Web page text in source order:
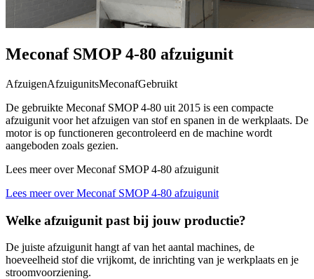
Meconaf SMOP 4-80 afzuigunit
AfzuigenAfzuigunitsMeconafGebruikt
De gebruikte Meconaf SMOP 4-80 uit 2015 is een compacte
afzuigunit voor het afzuigen van stof en spanen in de werkplaats. De
motor is op functioneren gecontroleerd en de machine wordt
aangeboden zoals gezien.
Lees meer over Meconaf SMOP 4-80 afzuigunit
Lees meer over Meconaf SMOP 4-80 afzuigunit
Welke afzuigunit past bij jouw productie?
De juiste afzuigunit hangt af van het aantal machines, de
hoeveelheid stof die vrijkomt, de inrichting van je werkplaats en je
stroomvoorziening.